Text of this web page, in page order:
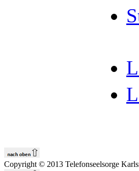
Copyright © 2013 Telefonseelsorge